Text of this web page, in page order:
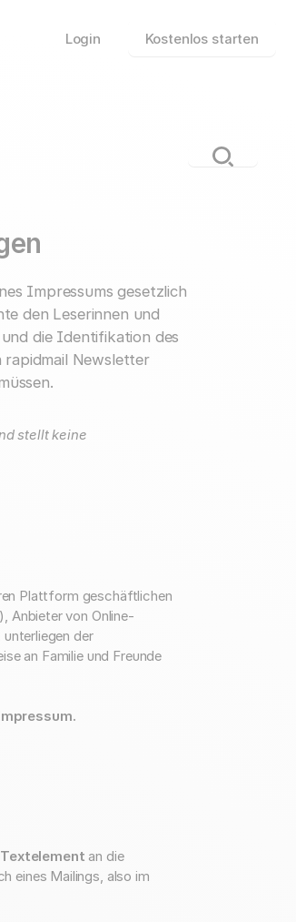
Login Kostenlos starten
Impressums gesetzlich
den Leserinnen und
die Identifikation des
rapidmail Newsletter
stellt keine
Plattform geschäftlichen
Anbieter von Online-
der
an Familie und Freunde
Textelement an die
eines Mailings, also im